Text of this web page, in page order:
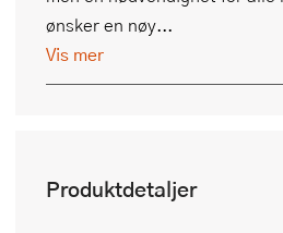
ønsker en nøy...
Vis mer
Produktdetaljer